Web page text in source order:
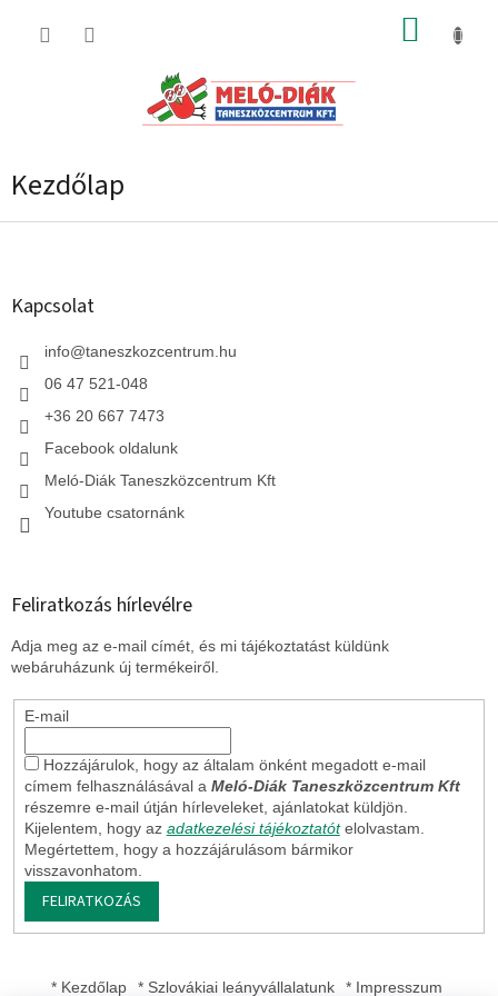
KOSÁR
Kezdőlap
L
Kapcsolat
info@taneszkozcentrum.hu
06 47 521-048
+36 20 667 7473
Facebook oldalunk
Meló-Diák Taneszközcentrum Kft
Youtube csatornánk
Feliratkozás hírlevélre
Adja meg az e-mail címét, és mi tájékoztatást küldünk
webáruházunk új termékeiről.
E-mail
Hozzájárulok, hogy az általam önként megadott e-mail
címem felhasználásával a Meló-Diák Taneszközcentrum Kft
részemre e-mail útján hírleveleket, ajánlatokat küldjön.
Kijelentem, hogy az adatkezelési tájékoztatót elolvastam.
Megértettem, hogy a hozzájárulásom bármikor
visszavonhatom.
FELIRATKOZÁS
* Kezdőlap * Szlovákiai leányvállalatunk * Impresszum